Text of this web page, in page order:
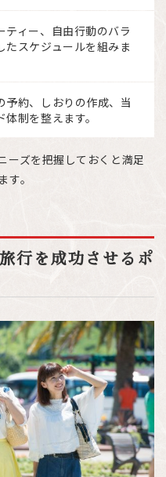
ティー、自由行動のバラ
たスケジュールを組みま
予約、しおりの作成、当
制を整えます。
ーズを把握しておくと満足
。
行を成功させるポ